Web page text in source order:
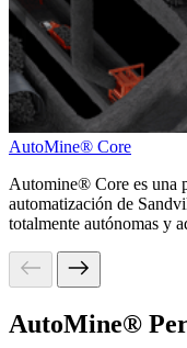
AutoMine® Core
Automine® Core es una
automatización de
totalmente autónomas y
AutoMine®